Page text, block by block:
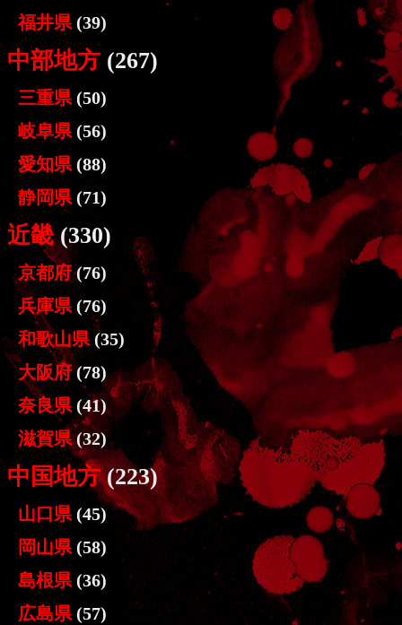
福井県 (39)
中部地方 (267)
三重県 (50)
岐阜県 (56)
愛知県 (88)
静岡県 (71)
近畿(330)
京都府(76)
兵庫県 (76)
和歌山県 (35)
大阪府(78)
奈良県 (41)
滋賀県(32)
中国地方(223)
山口県 (45)
岡山県 (58)
島根県 (36)
広島県 (57)